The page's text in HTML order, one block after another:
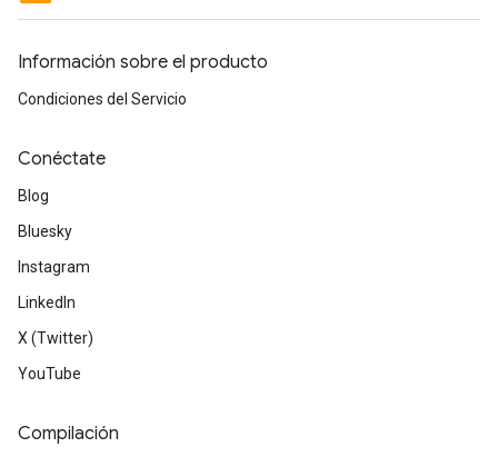
Información sobre el producto
Condiciones del Servicio
Conéctate
Blog
Bluesky
Instagram
LinkedIn
X (Twitter)
YouTube
Compilación